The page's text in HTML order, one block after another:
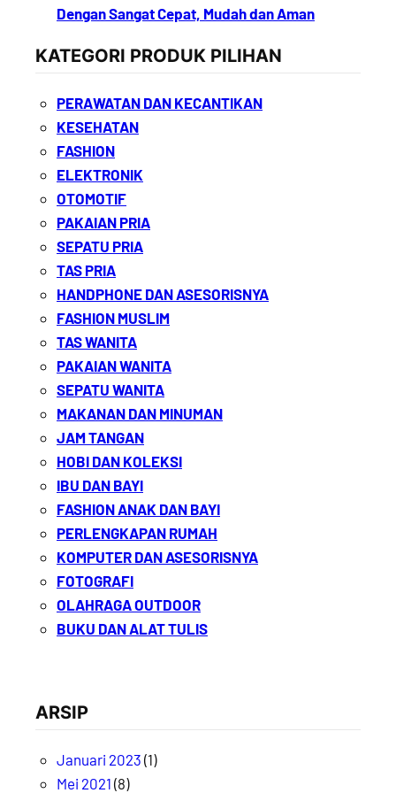
Dengan Sangat Cepat, Mudah dan Aman
KATEGORI PRODUK PILIHAN
PERAWATAN DAN KECANTIKAN
KESEHATAN
FASHION
ELEKTRONIK
OTOMOTIF
PAKAIAN PRIA
SEPATU PRIA
TAS PRIA
HANDPHONE DAN ASESORISNYA
FASHION MUSLIM
TAS WANITA
PAKAIAN WANITA
SEPATU WANITA
MAKANAN DAN MINUMAN
JAM TANGAN
HOBI DAN KOLEKSI
IBU DAN BAYI
FASHION ANAK DAN BAYI
PERLENGKAPAN RUMAH
KOMPUTER DAN ASESORISNYA
FOTOGRAFI
OLAHRAGA OUTDOOR
BUKU DAN ALAT TULIS
ARSIP
Januari 2023 (1)
Mei 2021 (8)